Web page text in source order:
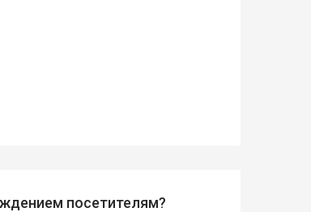
посетителям?